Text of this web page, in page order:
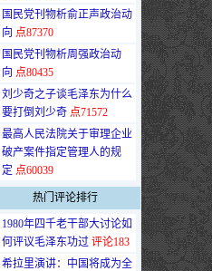
国民党刊物析俞正声政治动
向 点87370
国民党刊物析周强政治动
向 点80435
刘少奇之子谈毛泽东为什么
要打倒刘少奇 点71572
最高人民法院关于审理企业
破产案件指定管理人的规
定 点60039
热门评论排行
1980年四千老干部大讨论如
何评议毛泽东功过 评论183
希拉里演讲：中国将成为全